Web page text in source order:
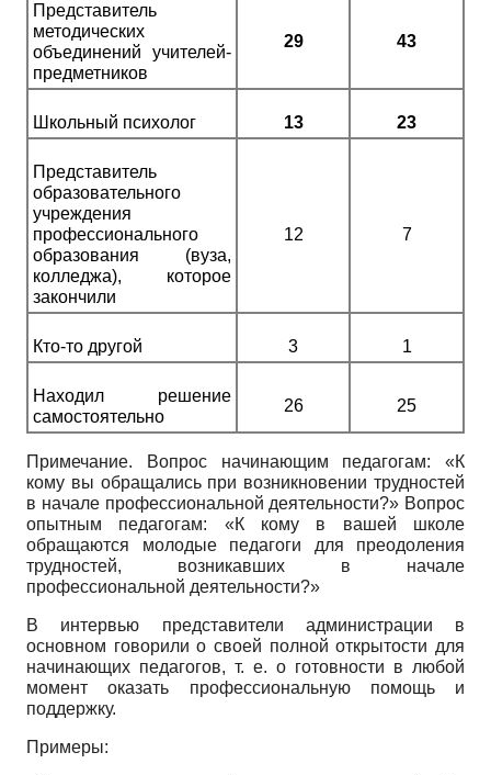
Представитель
методических
объединений учителей-
предметников
29 43
Школьный психолог 13 23
Представитель
образовательного
учреждения
профессионального
образования (вуза,
колледжа), которое
закончили
12 7
Кто-то другой 3 1
Находил решение
самостоятельно
26 25
Примечание. Вопрос начинающим педагогам: «К
кому вы обращались при возникновении трудностей
в начале профессиональной деятельности?» Вопрос
опытным педагогам: «К кому в вашей школе
обращаются молодые педагоги для преодоления
трудностей, возникавших в начале
профессиональной деятельности?»
В интервью представители администрации в
основном говорили о своей полной открытости для
начинающих педагогов, т. е. о готовности в любой
момент оказать профессиональную помощь и
поддержку.
Примеры: